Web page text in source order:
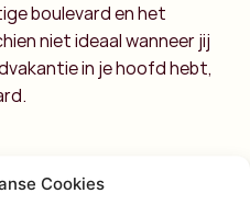
Cookies
boulevard en het
niet ideaal wanneer jij
in je hoofd hebt,